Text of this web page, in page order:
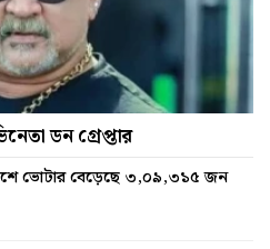
ডন গ্রেপ্তার
ভোটার বেড়েছে ৩,০৯,৩১৫ জন